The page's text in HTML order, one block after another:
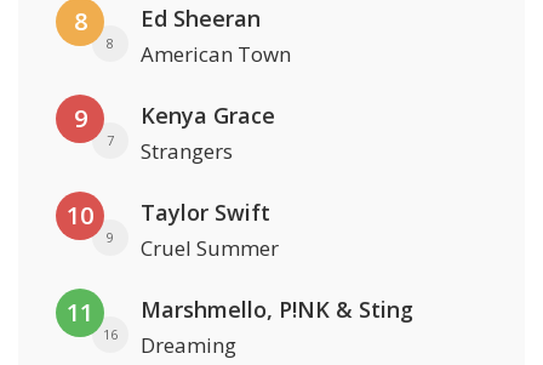
8
8
Ed Sheeran
American Town
9
7
Kenya Grace
Strangers
10
9
Taylor Swift
Cruel Summer
11
16
Marshmello, P!NK & Sting
Dreaming